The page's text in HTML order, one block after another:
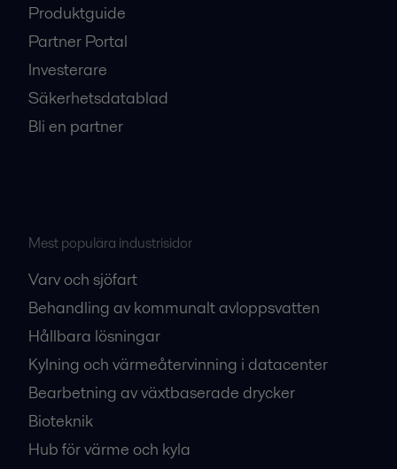
Produktguide
Partner Portal
Investerare
Säkerhetsdatablad
Bli en partner
Mest populära industrisidor
Varv och sjöfart
Behandling av kommunalt avloppsvatten
Hållbara lösningar
Kylning och värmeåtervinning i datacenter
Bearbetning av växtbaserade drycker
Bioteknik
Hub för värme och kyla